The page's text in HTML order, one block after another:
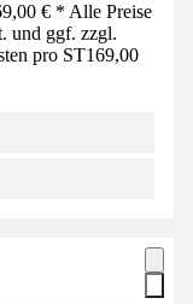
€ * Alle Preise
und ggf. zzgl.
pro ST169,00